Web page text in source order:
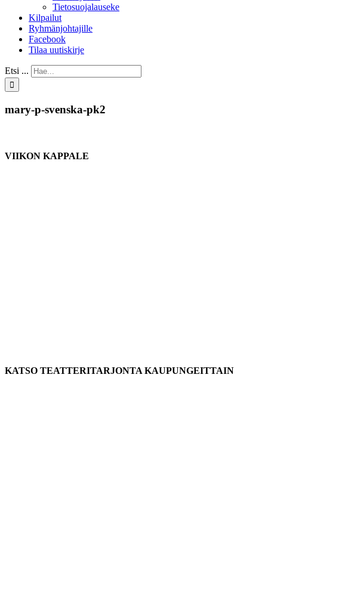
Tietosuojalauseke
Kilpailut
Ryhmänjohtajille
Facebook
Tilaa uutiskirje
Etsi ...
mary-p-svenska-pk2
VIIKON KAPPALE
KATSO TEATTERITARJONTA KAUPUNGEITTAIN